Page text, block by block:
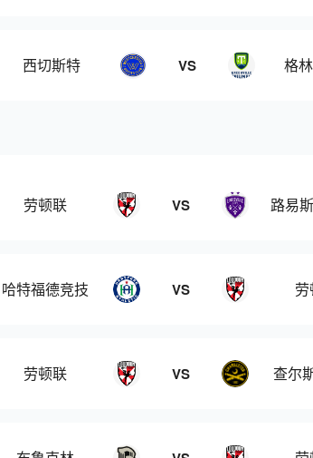
西切斯特 VS 格
劳顿联 VS 路易
哈特福德竞技 VS
劳顿联 VS 查尔